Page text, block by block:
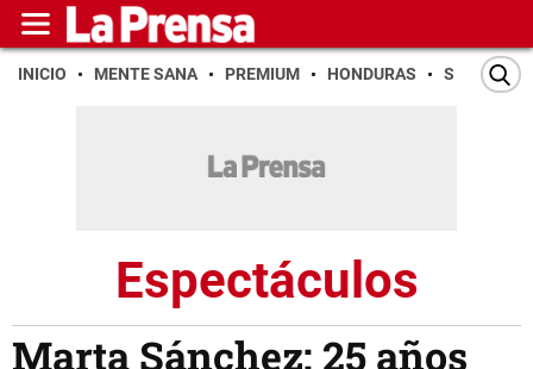
INICIO MENTE SANA PREMIUM HONDURAS SAN PEDRO
Espectáculos
Marta Sánchez: 25 años